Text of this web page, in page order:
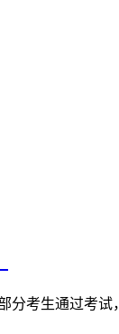
考生通过考